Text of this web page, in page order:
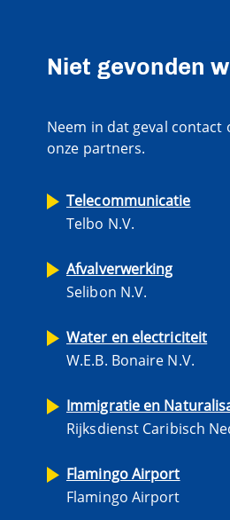
Niet gevonden
Neem in dat geval contact
onze partners.
Telecommunicatie
Telbo N.V.
Afvalverwerking
Selibon N.V.
Water en electriciteit
W.E.B. Bonaire N.V.
Immigratie en
Rijksdienst Caribisch
Flamingo Airport
Flamingo Airport